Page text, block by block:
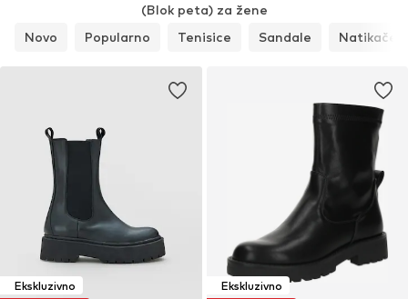
(Blok peta) za žene
Novo
Popularno Tenisice Sandale Natikače
Ekskluzivno
Ekskluzivno